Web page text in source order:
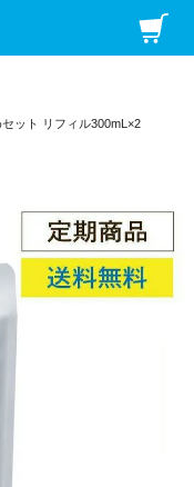
ミープラ
ット リフィル300mL×2